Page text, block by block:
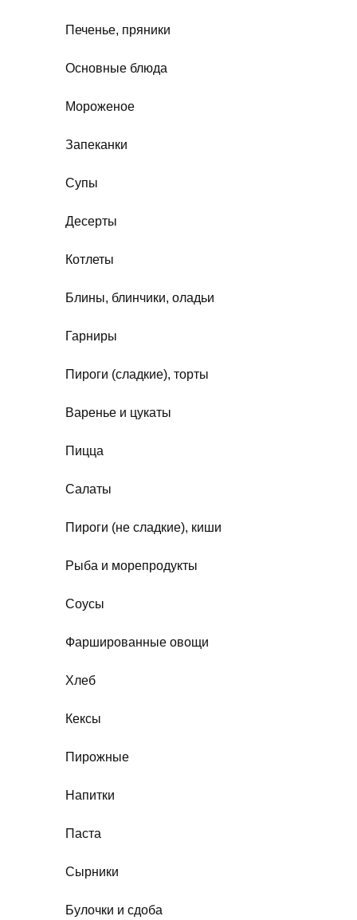
Печенье, пряники
Основные блюда
Мороженое
Запеканки
Супы
Десерты
Котлеты
Блины, блинчики, оладьи
Гарниры
Пироги (сладкие), торты
Варенье и цукаты
Пицца
Салаты
Пироги (не сладкие), киши
Рыба и морепродукты
Соусы
Фаршированные овощи
Хлеб
Кексы
Пирожные
Напитки
Паста
Сырники
Булочки и сдоба